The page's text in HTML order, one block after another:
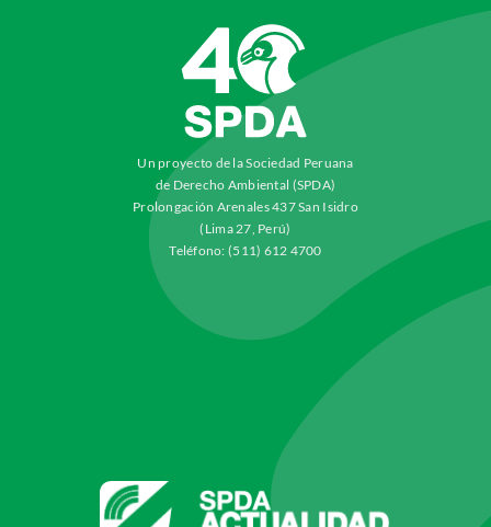
Un proyecto de la Sociedad Peruana
de Derecho Ambiental (SPDA)
Prolongación Arenales 437 San Isidro
(Lima 27, Perú)
Teléfono: (511) 612 4700